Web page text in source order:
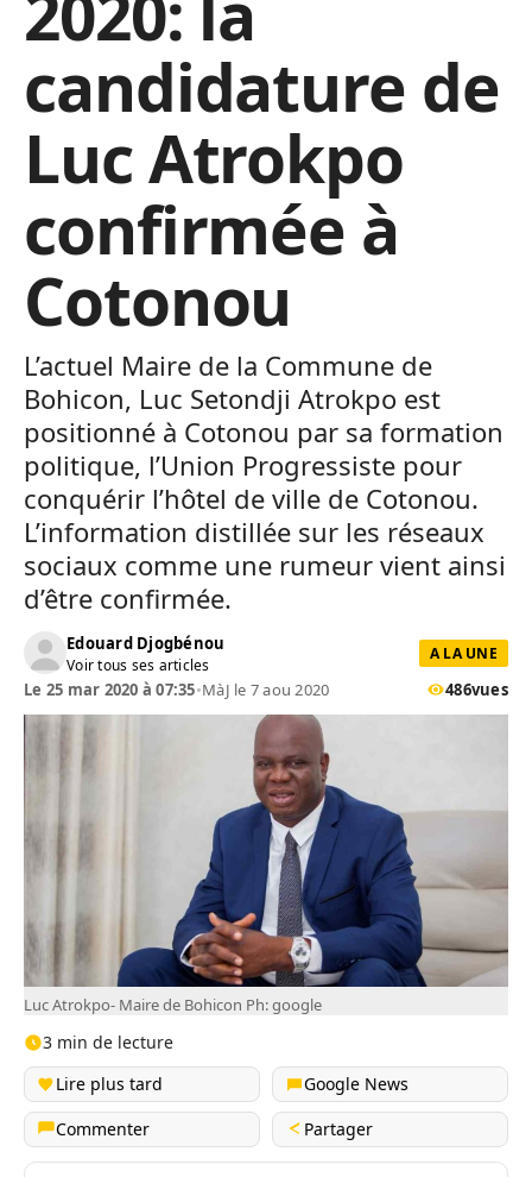
candidature de
Luc Atrokpo
confirmée à
Cotonou
L’actuel Maire de la Commune de
Bohicon, Luc Setondji Atrokpo est
positionné à Cotonou par sa formation
politique, l’Union Progressiste pour
conquérir l’hôtel de ville de Cotonou.
L’information distillée sur les réseaux
sociaux comme une rumeur vient ainsi
d’être confirmée.
Edouard Djogbénou
Voir tous ses articles
A LA UNE
Le 25 mar 2020 à 07:35•MàJ le 7 aou 2020 486vues
Luc Atrokpo- Maire de Bohicon Ph: google
3 min de lecture
Lire plus tard
Google News
Commenter
Partager